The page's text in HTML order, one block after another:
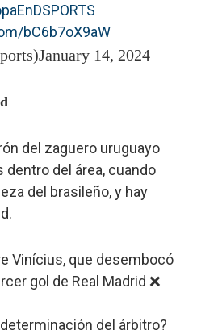
bC6b7oX9aW
January 14, 2024
del zaguero uruguayo
dentro del área, cuando
del brasileño, y hay
Vinícius, que desembocó
gol de Real Madrid ❌
del árbitro?